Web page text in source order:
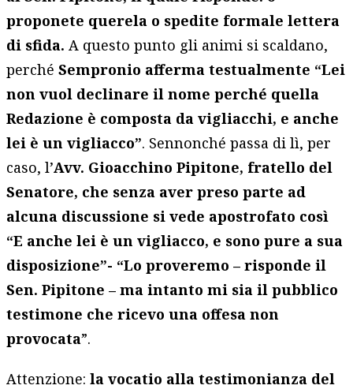
proponete querela o spedite formale lettera
di sfida. A questo punto gli animi si scaldano,
perchéSempronio afferma testualmente “Lei
non vuol declinare il nome perché quella
Redazione è composta da vigliacchi, e anche
lei è un vigliacco”. Sennonché passa di lì, per
caso, l’Avv. Gioacchino Pipitone, fratello del
Senatore, che senza aver preso parte ad
alcuna discussione si vede apostrofato così
“E anche lei è un vigliacco, e sono pure a sua
disposizione”- “Lo proveremo – risponde il
Sen. Pipitone – ma intanto mi sia il pubblico
testimone che ricevo una offesa non
provocata”.
Attenzione:la vocatio alla testimonianza del